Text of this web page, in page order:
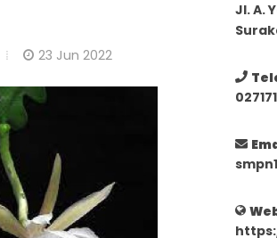
23 Jun 2022
Jl. A.